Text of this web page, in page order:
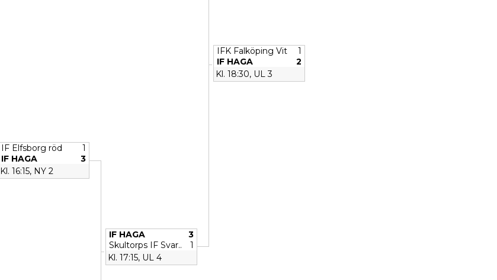
IF Elfsborg röd
1
IF HAGA
3
Kl. 16:15, NY 2
IF HAGA
3
Skultorps IF Svar..
1
Kl. 17:15, UL 4
IFK Falköping Vit
1
IF HAGA
2
Kl. 18:30, UL 3